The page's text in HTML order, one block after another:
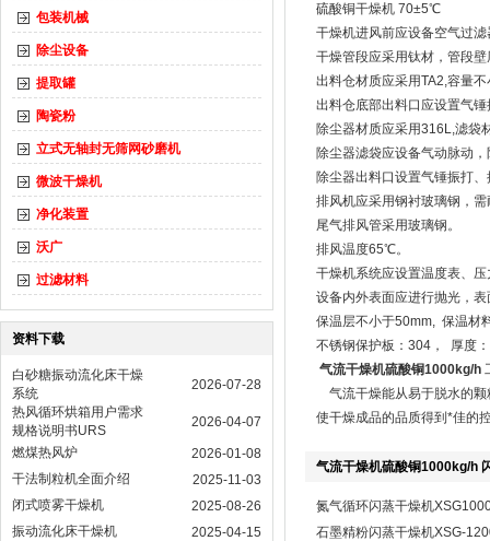
包装机械
除尘设备
提取罐
陶瓷粉
立式无轴封无筛网砂磨机
微波干燥机
净化装置
沃广
过滤材料
资料下载
白砂糖振动流化床干燥
系统
2026-07-28
热风循环烘箱用户需求
规格说明书URS
2026-04-07
燃煤热风炉
2026-01-08
干法制粒机全面介绍
2025-11-03
闭式喷雾干燥机
2025-08-26
振动流化床干燥机
2025-04-15
硫酸铜干燥机 70±5℃
干燥机进风前应设备空气过
干燥管段应采用钛材，管段
出料仓材质应采用TA2,容量
出料仓底部出料口应设置气锤
除尘器材质应采用316L,滤袋
除尘器滤袋应设备气动脉动
除尘器出料口设置气锤振打
排风机应采用钢衬玻璃钢，
尾气排风管采用玻璃钢。
排风温度65℃。
干燥机系统应设置温度表、
设备内外表面应进行抛光，
保温层不小于50mm, 保温材
不锈钢保护板：304， 厚度
气流干燥机硫酸铜1000kg/h
气流干燥能从易于脱水的颗
使干燥成品的品质得到*佳的
气流干燥机硫酸铜1000kg/h
氮气循环闪蒸干燥机
石墨精粉闪蒸干燥机XSG-